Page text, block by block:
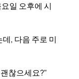
일 오후에 시
, 다음 주로 미
찮으세요?"